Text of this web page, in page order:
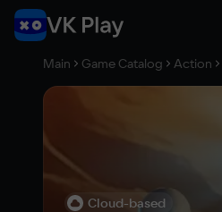
Main Game Catalog Action
Cloud-based